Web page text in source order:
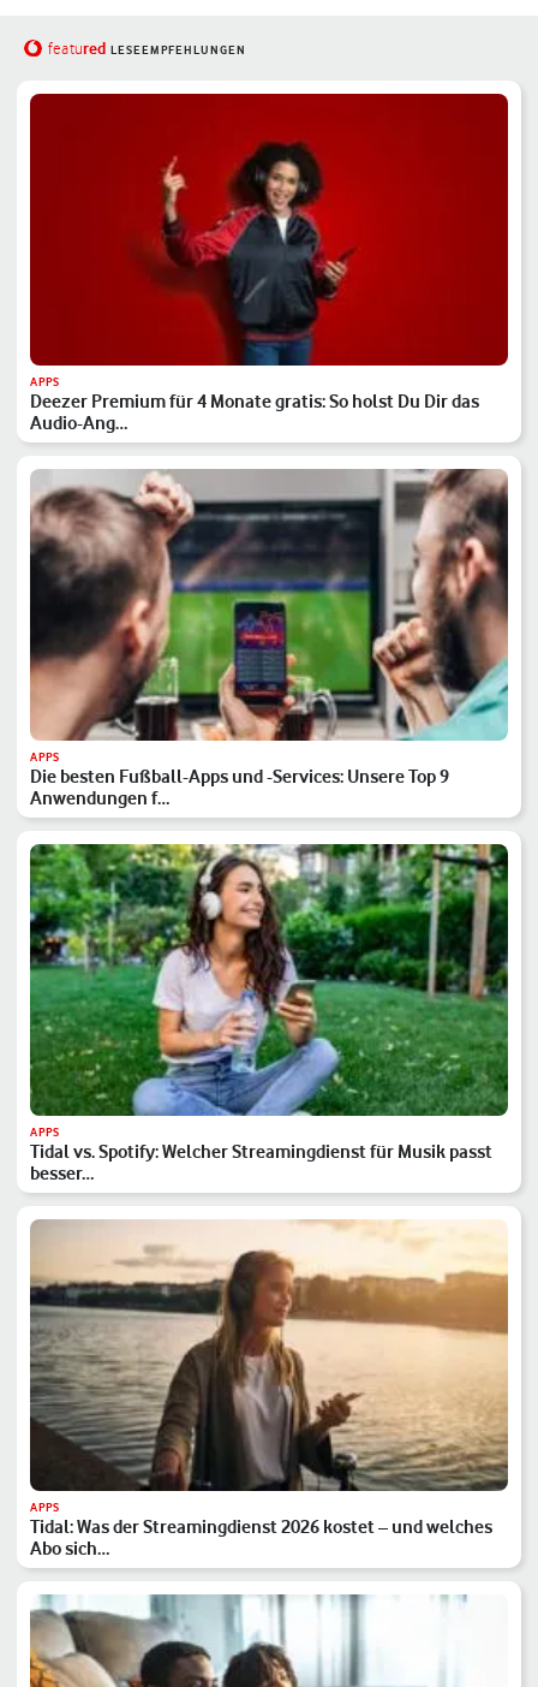
featured LESEEMPFEHLUNGEN
APPS
Deezer Premium für 4 Monate gratis: So holst Du Dir das
Audio-Ang…
APPS
Die besten Fußball-Apps und -Services: Unsere Top 9
Anwendungen f…
APPS
Tidal vs. Spotify: Welcher Streamingdienst für Musik passt
besser…
APPS
Tidal: Was der Streamingdienst 2026 kostet – und welches
Abo sich…